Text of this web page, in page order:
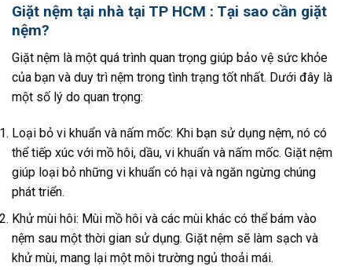
Giặt nệm tại nhà tại TP HCM : Tại sao cần giặt
nệm?
Giặt nệm là một quá trình quan trọng giúp bảo vệ sức khỏe
của bạn và duy trì nệm trong tình trạng tốt nhất. Dưới đây là
một số lý do quan trọng:
Loại bỏ vi khuẩn và nấm mốc: Khi bạn sử dụng nệm, nó có
thể tiếp xúc với mồ hôi, dầu, vi khuẩn và nấm mốc. Giặt nệm
giúp loại bỏ những vi khuẩn có hại và ngăn ngừng chúng
phát triển.
Khử mùi hôi: Mùi mồ hôi và các mùi khác có thể bám vào
nệm sau một thời gian sử dụng. Giặt nệm sẽ làm sạch và
khử mùi, mang lại một môi trường ngủ thoải mái.